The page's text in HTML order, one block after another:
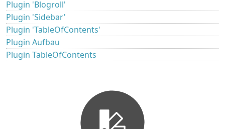
Plugin 'Blogroll'
Plugin 'Sidebar'
Plugin 'TableOfContents'
Plugin Aufbau
Plugin TableOfContents